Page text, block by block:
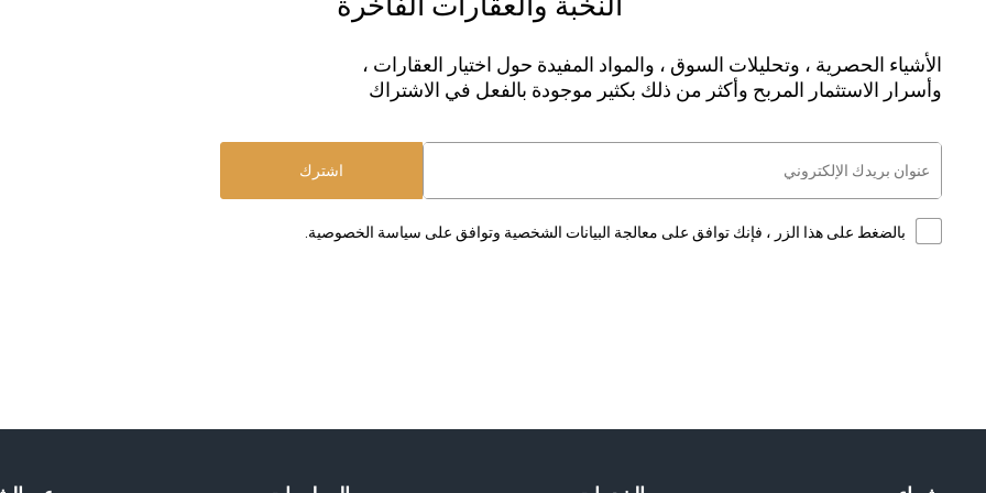
الأشياء الحصرية ، وتحليلات السوق ، والمواد المفيدة حول اختيار العقارات ،
وأسرار الاستثمار المربح وأكثر من ذلك بكثير موجودة بالفعل في الاشتراك
اشترك
بالضغط على هذا الزر ، فإنك توافق على معالجة البيانات الشخصية وتوافق على سياسة الخصوصية.